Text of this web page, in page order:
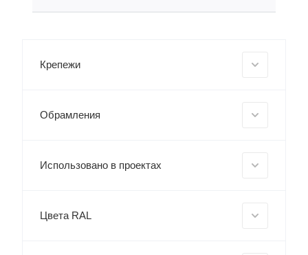
Крепежи
Обрамления
Использовано в проектах
Цвета RAL